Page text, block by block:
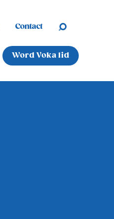
Contact
Word Voka lid